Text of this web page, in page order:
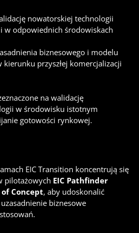
nowatorskiej technologii
w odpowiednich środowiskach
biznesowego i modelu
kierunku przyszłej komercjalizacji
na walidację
w środowisku istotnym
gotowości rynkowej.
EIC Transition koncentrują się
pilotażowych EIC Pathfinder
of Concept, aby udoskonalić
biznesowe